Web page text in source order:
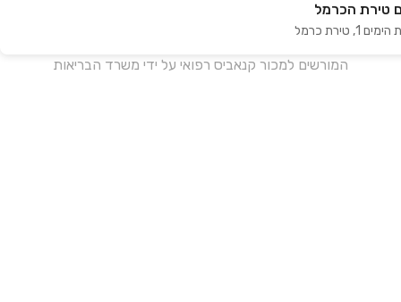
המורשים למכור קנאביס רפואי על ידי משרד הבריאות
טירת הכרמל
1
, טירת כרמל